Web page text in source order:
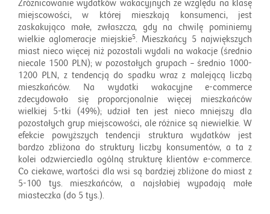
Zróżnicowanie wydatków wakacyjnych ze względu na klasę
miejscowości, w której mieszkają konsumenci, jest
zaskakująco małe, zwłaszcza, gdy na chwilę pominiemy
wielkie aglomeracje miejskie5. Mieszkańcy 5 największych
miast nieco więcej niż pozostali wydali na wakacje (średnio
niecale 1500 PLN); w pozostałych grupach – średnio 1000-
1200 PLN, z tendencją do spadku wraz z malejącą liczbą
mieszkańców. Na wydatki wakacyjne e-commerce
zdecydowało się proporcjonalnie więcej mieszkańców
wielkiej 5-tki (49%); udział ten jest nieco mniejszy dla
pozostałych grup miejscowości, ale różnice są niewielkie. W
efekcie powyższych tendencji struktura wydatków jest
bardzo zbliżona do struktury liczby konsumentów, a ta z
kolei odzwierciedla ogólną strukturę klientów e-commerce.
Co ciekawe, wartości dla wsi są bardziej zbliżone do miast z
5-100 tys. mieszkańców, a najsłabiej wypadają małe
miasteczka (do 5 tys.).